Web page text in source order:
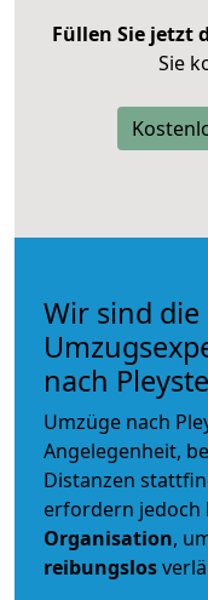
Füllen Sie jetzt
Sie
Wir sind die
nach
Umzüge nach
Angelegenheit,
Distanzen
erfordern jedoch
Organisation,
reibungslos